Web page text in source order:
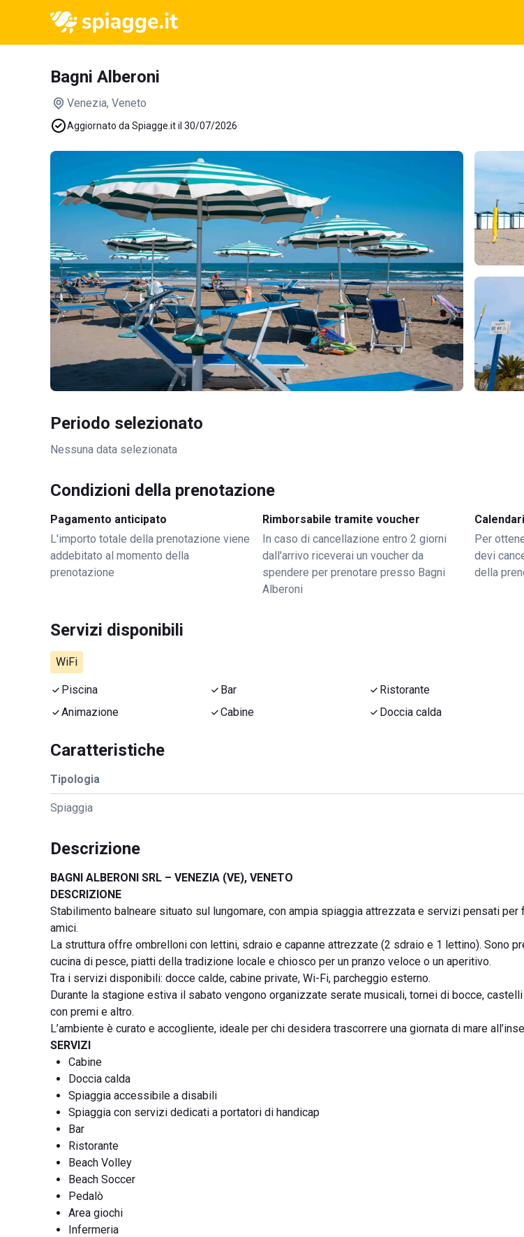
Bagni Alberoni
Venezia, Veneto
Aggiornato da Spiagge.it il 30/07/2026
Periodo selezionato
Nessuna data selezionata
Condizioni della prenotazione
Pagamento anticipato
L'importo totale della prenotazione viene
addebitato al momento della
prenotazione
Rimborsabile tramite voucher
In caso di cancellazione entro 2 giorni
dall'arrivo riceverai un voucher da
spendere per prenotare presso Bagni
Alberoni
Per
devi
della
Servizi disponibili
WiFi
Piscina Bar Ristorante
Animazione
Cabine Doccia calda
Caratteristiche
Tipologia
Spiaggia
Descrizione
BAGNI ALBERONI SRL – VENEZIA (VE), VENETO
DESCRIZIONE
Stabilimento balneare situato sul lungomare, con ampia spiaggia attrezzata e servizi pensati
amici.
La struttura offre ombrelloni con lettini, sdraio e capanne attrezzate (2 sdraio e 1 lettino). Sono
cucina di pesce, piatti della tradizione locale e chiosco per un pranzo veloce o un aperitivo.
Tra i servizi disponibili: docce calde, cabine private, Wi-Fi, parcheggio esterno.
Durante la stagione estiva il sabato vengono organizzate serate musicali, tornei di bocce,
con premi e altro.
L’ambiente è curato e accogliente, ideale per chi desidera trascorrere una giornata di mare
SERVIZI
Cabine
Doccia calda
Spiaggia accessibile a disabili
Spiaggia con servizi dedicati a portatori di handicap
Bar
Ristorante
Beach Volley
Beach Soccer
Pedalò
Area giochi
Infermeria